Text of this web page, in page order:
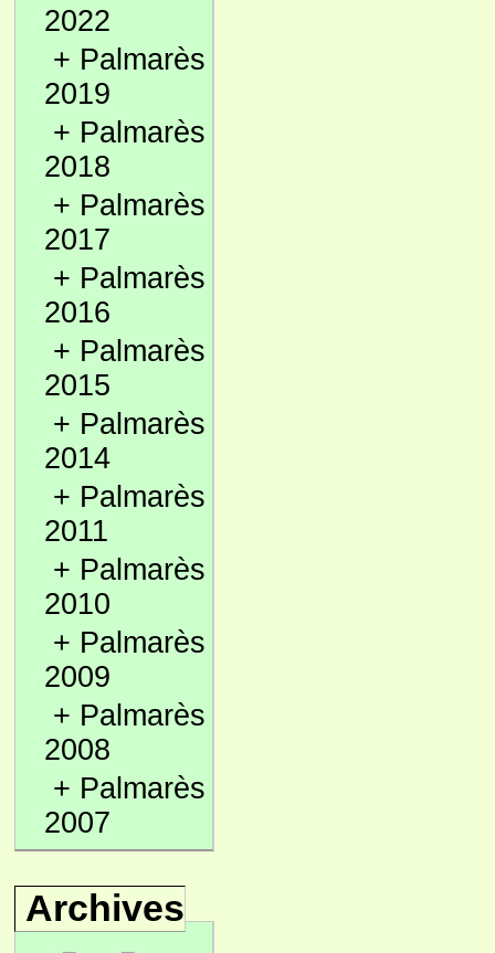
2022
+ Palmarès
2019
+ Palmarès
2018
+ Palmarès
2017
+ Palmarès
2016
+ Palmarès
2015
+ Palmarès
2014
+ Palmarès
2011
+ Palmarès
2010
+ Palmarès
2009
+ Palmarès
2008
+ Palmarès
2007
Archives